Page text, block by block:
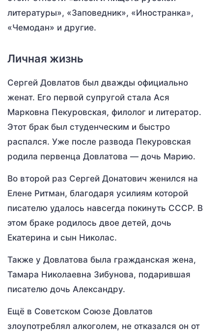
литературы», «Заповедник», «Иностранка»,
«Чемодан» и другие.
Личная жизнь
Сергей Довлатов был дважды официально
женат. Его первой супругой стала Ася
Марковна Пекуровская, филолог и литератор.
Этот брак был студенческим и быстро
распался. Уже после развода Пекуровская
родила первенца Довлатова — дочь Марию.
Во второй раз Сергей Донатович женился на
Елене Ритман, благодаря усилиям которой
писателю удалось навсегда покинуть СССР. В
этом браке родилось двое детей, дочь
Екатерина и сын Николас.
Также у Довлатова была гражданская жена,
Тамара Николаевна Зибунова, подарившая
писателю дочь Александру.
Ещё в Советском Союзе Довлатов
злоупотреблял алкоголем, не отказался он от